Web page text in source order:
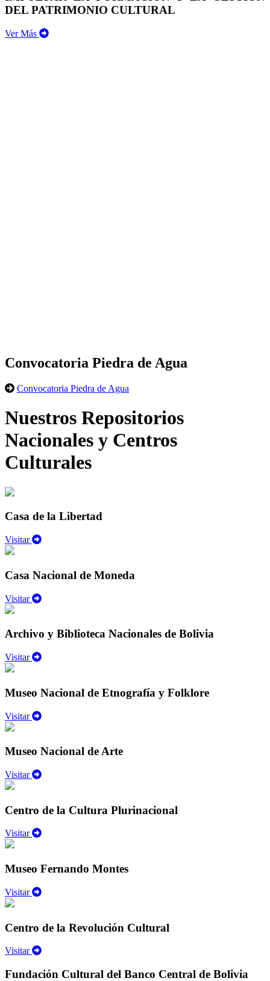
DEL PATRIMONIO CULTURAL
Ver Más
Convocatoria Piedra de Agua
Convocatoria Piedra de Agua
Nuestros Repositorios
Nacionales y Centros
Culturales
Casa de la Libertad
Visitar
Casa Nacional de Moneda
Visitar
Archivo y Biblioteca Nacionales de Bolivia
Visitar
Museo Nacional de Etnografía y Folklore
Visitar
Museo Nacional de Arte
Visitar
Centro de la Cultura Plurinacional
Visitar
Museo Fernando Montes
Visitar
Centro de la Revolución Cultural
Visitar
Fundación Cultural del Banco Central de Bolivia